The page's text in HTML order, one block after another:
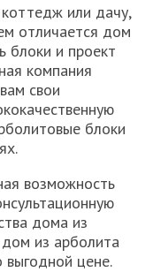
или дачу,
отличается дом
блоки и проект
компания
свои
блоки
возможность
дома из
из арболита
выгодной цене.